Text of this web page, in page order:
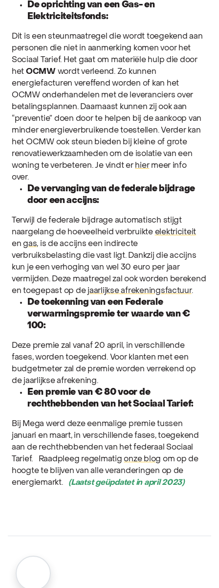
De oprichting van een Gas- en
Elektriciteitsfonds:
Dit is een steunmaatregel die wordt toegekend aan
personen die niet in aanmerking komen voor het
Sociaal Tarief. Het gaat om materiële hulp die door
het OCMW wordt verleend. Zo kunnen
energiefacturen vereffend worden of kan het
OCMW onderhandelen met de leveranciers over
betalingsplannen. Daarnaast kunnen zij ook aan
“preventie” doen door te helpen bij de aankoop van
minder energieverbruikende toestellen. Verder kan
het OCMW ook steun bieden bij kleine of grote
renovatiewerkzaamheden om de isolatie van een
woning te verbeteren. Je vindt er hiermeer info
over.
De vervanging van de federale bijdrage
door een accijns:
Terwijl de federale bijdrage automatisch stijgt
naargelang de hoeveelheid verbruikte elektriciteit
engas, is de accijns een indirecte
verbruiksbelasting die vast ligt. Dankzij die accijns
kun je een verhoging van wel 30 euro per jaar
vermijden. Deze maatregel zal ook worden berekend
en toegepast op de jaarlijkse afrekeningsfactuur.
De toekenning van een Federale
verwarmingspremie ter waarde van €
100:
Deze premie zal vanaf 20 april, in verschillende
fases, worden toegekend. Voor klanten met een
budgetmeter zal de premie worden verrekend op
de jaarlijkse afrekening.
Een premie van € 80 voor de
rechthebbenden van het Sociaal Tarief:
Bij Mega werd deze eenmalige premie tussen
januari en maart, in verschillende fases, toegekend
aan de rechthebbenden van het federaal Sociaal
Tarief.
Raadpleeg regelmatigonze blog om op de
hoogte te blijven van alle veranderingen op de
energiemarkt.
(Laatst geüpdatet in april 2023)